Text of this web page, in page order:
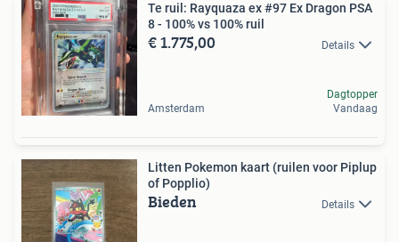
Te ruil: Rayquaza ex #97 Ex Dragon PSA
8 - 100% vs 100% ruil
€ 1.775,00 Details
Amsterdam
Dagtopper
Vandaag
Litten Pokemon kaart (ruilen voor Piplup
of Popplio)
Bieden Details